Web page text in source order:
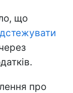
що
про